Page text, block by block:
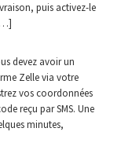
puis activez-le
devez avoir un
Zelle via votre
vos coordonnées
reçu par SMS. Une
minutes,